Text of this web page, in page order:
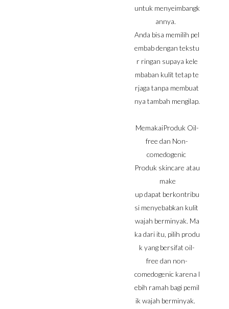
untuk menyeimbangk
annya.
Anda bisa memilih pel
embab dengan tekstu
r ringan supaya kele
mbaban kulit tetap te
rjaga tanpa membuat
nya tambah mengilap.
MemakaiProduk Oil-
free dan Non-
comedogenic
Produk skincare atau
make
up dapat berkontribu
si menyebabkan kulit
wajah berminyak. Ma
ka dari itu, pilih produ
k yang bersifat oil-
free dan non-
comedogenic karena l
ebih ramah bagi pemil
ik wajah berminyak.